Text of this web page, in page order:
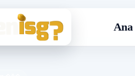
Ana